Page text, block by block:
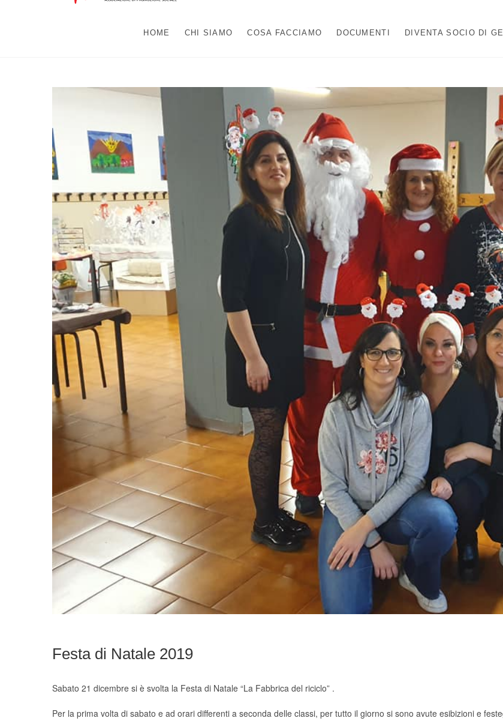
HOME CHI SIAMO COSA FACCIAMO DOCUMENTI DIVENTA SOCIO DI
Festa di Natale 2019
Sabato 21 dicembre si è svolta la Festa di Natale “La Fabbrica del riciclo” .
Per la prima volta di sabato e ad orari differenti a seconda delle classi, per tutto il giorno si sono avute esibizioni e